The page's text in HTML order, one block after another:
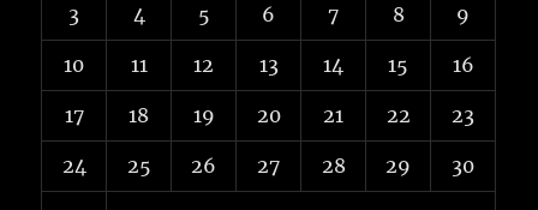
3 4 5 6 7 8 9
10 11 12 13 14 15 16
17 18 19 20 21 22 23
24 25 26 27 28 29 30